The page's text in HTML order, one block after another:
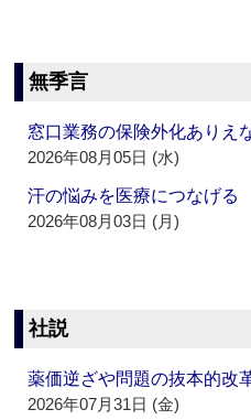
無季言
窓口業務の保険外化ありえ
2026年08月05日 (水)
汗の悩みを医療につなげる
2026年08月03日 (月)
社説
薬価逆ざや問題の抜本的改
2026年07月31日 (金)